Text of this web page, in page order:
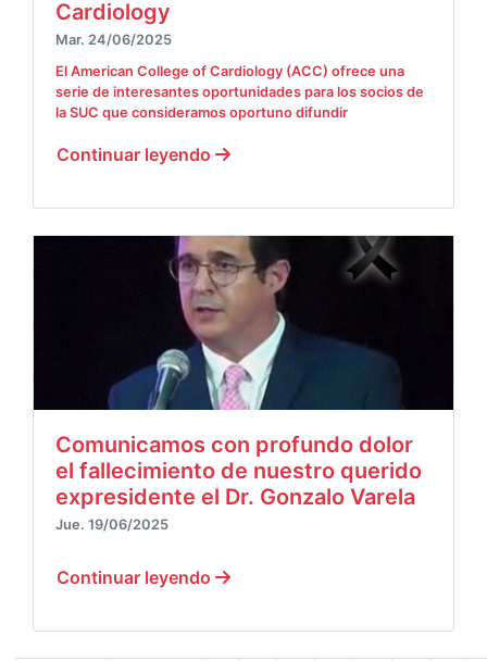
Cardiology
Mar. 24/06/2025
El American College of Cardiology (ACC) ofrece una
serie de interesantes oportunidades para los socios de
la SUC que consideramos oportuno difundir
Continuar leyendo
Comunicamos con profundo dolor
el fallecimiento de nuestro querido
expresidente el Dr. Gonzalo Varela
Jue. 19/06/2025
Continuar leyendo